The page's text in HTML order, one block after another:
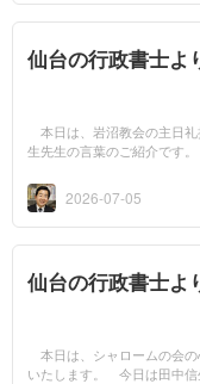
仙台の行政書士よ
本日は、岩沼教会の主日
生先生の言葉のご紹介です
良いものを与...
2026-07-05
仙台の行政書士よ
本日は、シャロームの会
いたします。 今日は田中信